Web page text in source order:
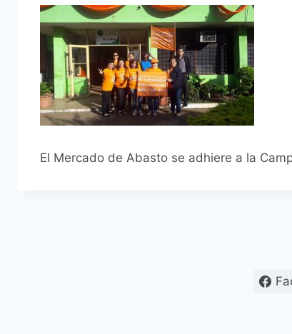
El Mercado de Abasto se adhiere a la